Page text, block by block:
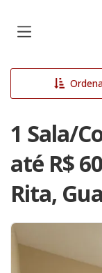
1 Sala/
até R$
Rita,